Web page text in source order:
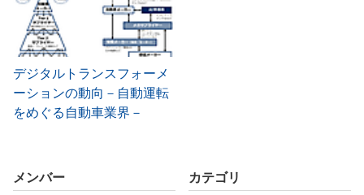
デジタルトランスフォーメ
ーションの動向－自動運転
をめぐる自動車業界－
メンバー カテゴリ